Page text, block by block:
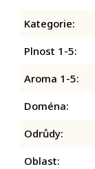
Kategorie:
Plnost 1-5:
Aroma 1-5:
Doména:
Odrůdy:
Oblast: